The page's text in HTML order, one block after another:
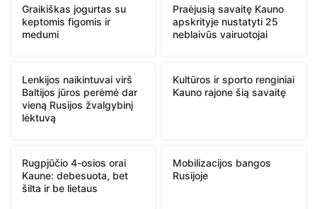
Graikiškas jogurtas su
keptomis figomis ir
medumi
Praėjusią savaitę Kauno
apskrityje nustatyti 25
neblaivūs vairuotojai
Lenkijos naikintuvai virš
Baltijos jūros perėmė dar
vieną Rusijos žvalgybinį
lėktuvą
Kultūros ir sporto renginiai
Kauno rajone šią savaitę
Rugpjūčio 4-osios orai
Kaune: debesuota, bet
šilta ir be lietaus
Mobilizacijos bangos
Rusijoje